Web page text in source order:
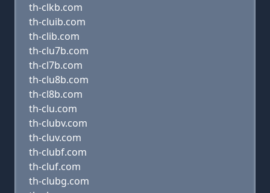
th-clkb.com
th-cluib.com
th-clib.com
th-clu7b.com
th-cl7b.com
th-clu8b.com
th-cl8b.com
th-clu.com
th-clubv.com
th-cluv.com
th-clubf.com
th-cluf.com
th-clubg.com